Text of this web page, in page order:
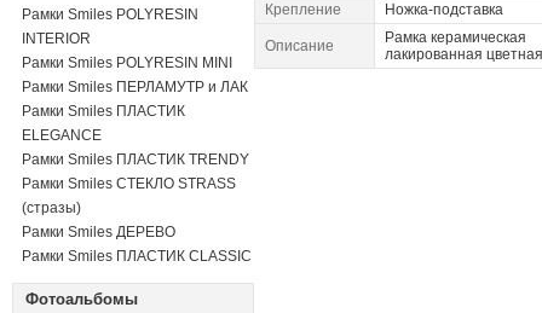
Рамки Smiles POLYRESIN
INTERIOR
Рамки Smiles POLYRESIN MINI
Рамки Smiles ПЕРЛАМУТР и ЛАК
Рамки Smiles ПЛАСТИК
ELEGANCE
Рамки Smiles ПЛАСТИК TRENDY
Рамки Smiles СТЕКЛО STRASS
(стразы)
Рамки Smiles ДЕРЕВО
Рамки Smiles ПЛАСТИК CLASSIC
Фотоальбомы
Крепление Ножка-подставка
Описание
Рамка керамическая
лакированная цветная